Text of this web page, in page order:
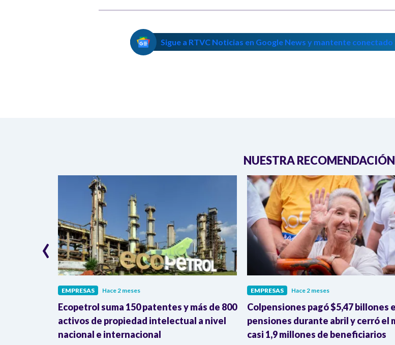
Sigue a RTVC Noticias en Google News y mantente conectado
NUESTRA
EMPRESAS Hace 2 meses
Ecopetrol suma 150 patentes y más de 800
activos de propiedad intelectual a nivel
nacional e internacional
EMPRESAS Hace 2 meses
Colpensiones pagó $5,47 billones
pensiones durante abril y cerró el
casi 1,9 millones de beneficiarios
‹